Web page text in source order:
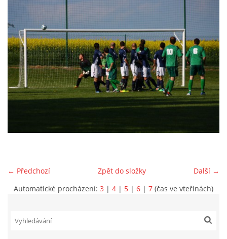
VÝPŮJČNÍ DOBA
KONTAKTY
ON-LINE KATALOG
WEBOVÁ KAMERA
VIDEA Z DRONU
"KNIHOBUDKY"
ČASOSBĚRY - CHRÁŠŤANY
← Předchozí Další →
Zpět do složky
Automatické procházení: 3 | 4 | 5 | 6 | 7 (čas ve vteřinách)